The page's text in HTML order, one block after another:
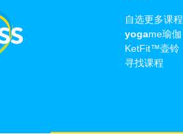
自选更多课程
yogame瑜伽
KetFit™壶铃
寻找课程